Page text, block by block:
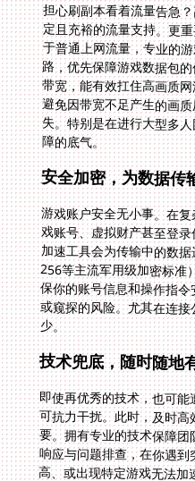
担心刷副本看着流量告急
定且充裕的流量支持。更
于普通上网流量，专业的
路，优先保障游戏数据包
带宽，能有效扛住高画质
避免因带宽不足产生的画
失。特别是在进行大型多
障的底气。
安全加密，为数据传
游戏账户安全无小事。在
戏账号、虚拟财产甚至登
加速工具会为传输中的数
256等主流军用级加密标
保你的账号信息和操作指
或窥探的风险。尤其在连
少。
技术兜底，随时随地
即使再优秀的技术，也可
可抗力干扰。此时，及时
要。拥有专业的技术保障
响应与问题排查，在你遇
高、或出现特定游戏无法